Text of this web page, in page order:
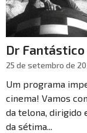
Dr Fantástico
25 de setembro de
Um programa
cinema! Vamos
da telona, dirigido
da sétima...